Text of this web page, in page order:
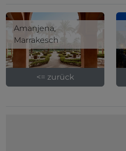
Amanjena,
Marrakesch
<= zurück